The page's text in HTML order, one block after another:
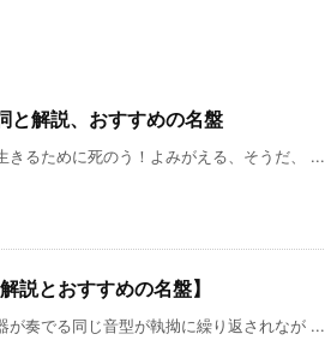
と解説、おすすめの名盤
きるために死のう！よみがえる、そうだ、 ...
説とおすすめの名盤】
が奏でる同じ音型が執拗に繰り返されなが ...